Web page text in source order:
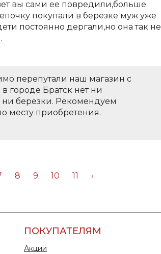
вы сами ее повредили,больше
покупали в березке муж уже
постоянно дергали,но она так не
перепутали наш магазин с
городе Братск нет ни
березки. Рекомендуем
месту приобретения.
8 9 10 11 ›
ПОКУПАТЕЛЯМ
Акции